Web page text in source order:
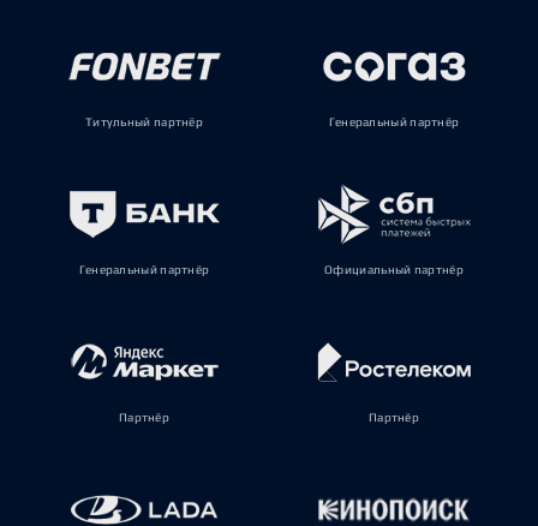
Титульный партнёр Генеральный партнёр
Генеральный партнёр Официальный партнёр
Партнёр Партнёр